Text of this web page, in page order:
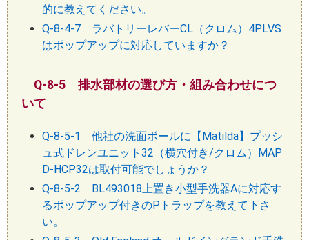
的に教えてください。
Q-8-4-7 ラバトリーレバーCL（クロム）4PLVS
はポップアップに対応していますか？
Q-8-5 排水部材の選び方・組み合わせにつ
いて
Q-8-5-1 他社の洗面ボールに【Matilda】プッシ
ュ式ドレンユニット32（横穴付き/クロム）MAP
D-HCP32は取付可能でしょうか？
Q-8-5-2 BL493018上置き小型手洗器Aに対応す
るポップアップ付きのPトラップを教えて下さ
い。